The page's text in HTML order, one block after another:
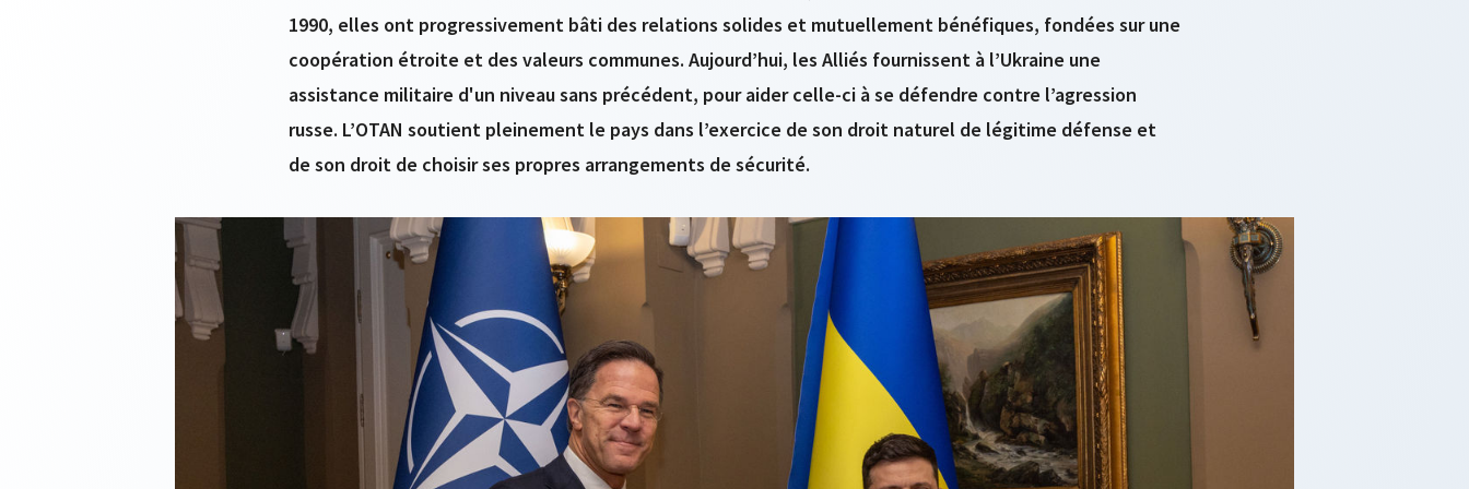
1990, elles ont progressivement bâti des relations solides et mutuellement bénéfiques, fondées sur une
coopération étroite et des valeurs communes. Aujourd’hui, les Alliés fournissent à l’Ukraine une
assistance militaire d'un niveau sans précédent, pour aider celle-ci à se défendre contre l’agression
russe. L’OTAN soutient pleinement le pays dans l’exercice de son droit naturel de légitime défense et
de son droit de choisir ses propres arrangements de sécurité.